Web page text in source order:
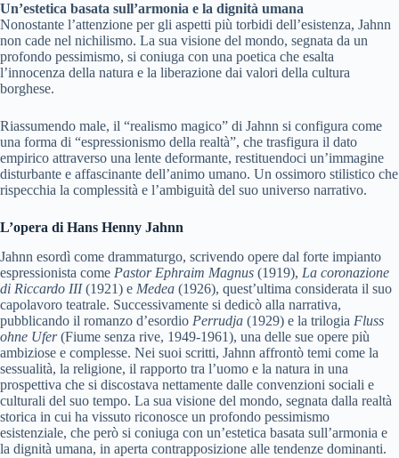
Un’estetica basata sull’armonia e la dignità umana
Nonostante l’attenzione per gli aspetti più torbidi dell’esistenza, Jahnn
non cade nel nichilismo. La sua visione del mondo, segnata da un
profondo pessimismo, si coniuga con una poetica che esalta
l’innocenza della natura e la liberazione dai valori della cultura
borghese.
Riassumendo male, il “realismo magico” di Jahnn si configura come
una forma di “espressionismo della realtà”, che trasfigura il dato
empirico attraverso una lente deformante, restituendoci un’immagine
disturbante e affascinante dell’animo umano. Un ossimoro stilistico che
rispecchia la complessità e l’ambiguità del suo universo narrativo.
L’opera di Hans Henny Jahnn
Jahnn esordì come drammaturgo, scrivendo opere dal forte impianto
espressionista come Pastor Ephraim Magnus (1919), La coronazione
di Riccardo III(1921) e Medea (1926), quest’ultima considerata il suo
capolavoro teatrale. Successivamente si dedicò alla narrativa,
pubblicando il romanzo d’esordio Perrudja (1929) e la trilogia Fluss
ohne Ufer(Fiume senza rive, 1949-1961), una delle sue opere più
ambiziose e complesse. Nei suoi scritti, Jahnn affrontò temi come la
sessualità, la religione, il rapporto tra l’uomo e la natura in una
prospettiva che si discostava nettamente dalle convenzioni sociali e
culturali del suo tempo. La sua visione del mondo, segnata dalla realtà
storica in cui ha vissuto riconosce un profondo pessimismo
esistenziale, che però si coniuga con un’estetica basata sull’armonia e
la dignità umana, in aperta contrapposizione alle tendenze dominanti.